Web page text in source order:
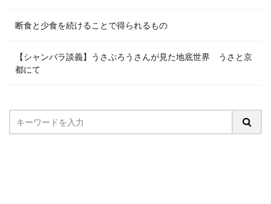
断食と少食を続けることで得られるもの
【シャンバラ談義】うさぶろうさんが見た地底世界 うさと京
都にて